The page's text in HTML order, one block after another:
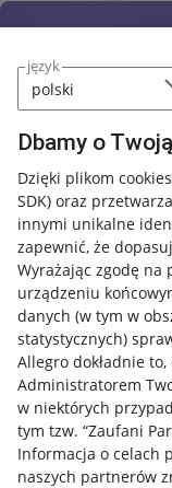
język
Dbamy o
Dzięki plikom
SDK) oraz
innymi unikalne
zapewnić, że
Wyrażając zgodę
urządzeniu
danych (w tym w
statystycznych)
Allegro dokładnie
Administratorem
w niektórych
tym tzw. “Zaufani
Informacja o celach
naszych partnerów
Przydatne